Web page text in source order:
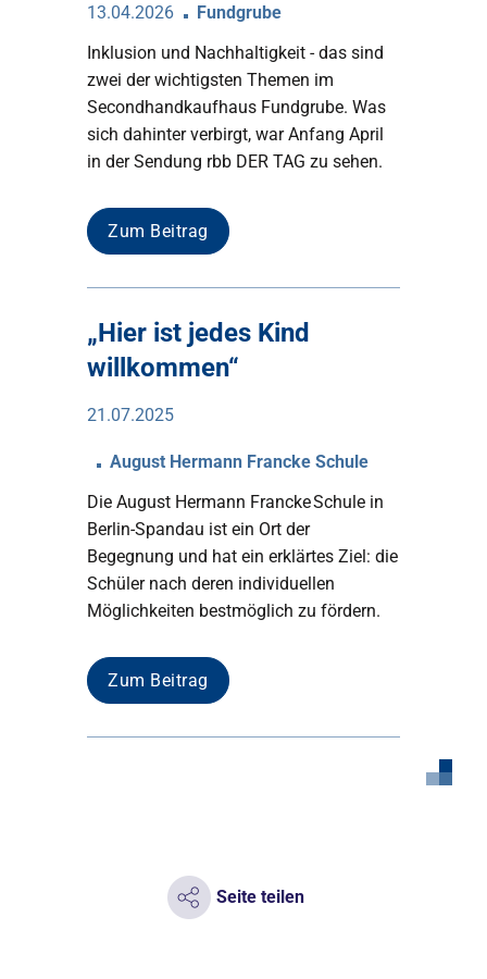
13.04.2026
Fundgrube
Inklusion und Nachhaltigkeit - das sind
zwei der wichtigsten Themen im
Secondhandkaufhaus Fundgrube. Was
sich dahinter verbirgt, war Anfang April
in der Sendung rbb DER TAG zu sehen.
Zum Beitrag
„Hier ist jedes Kind
willkommen“
21.07.2025
August Hermann Francke Schule
Die August Hermann Francke Schule in
Berlin-Spandau ist ein Ort der
Begegnung und hat ein erklärtes Ziel: die
Schüler nach deren individuellen
Möglichkeiten bestmöglich zu fördern.
Zum Beitrag
Seite teilen